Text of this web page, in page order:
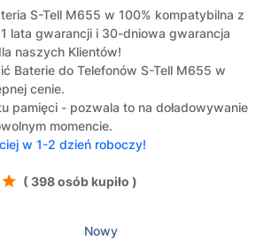
S-Tell M655 w 100% kompatybilna z
lata gwarancji i 30-dniowa gwarancja
naszych Klientów!
Baterie do Telefonów S-Tell M655 w
cenie.
pamięci - pozwala to na doładowywanie
momencie.
w 1-2 dzień roboczy!
( 398 osób kupiło )
Nowy